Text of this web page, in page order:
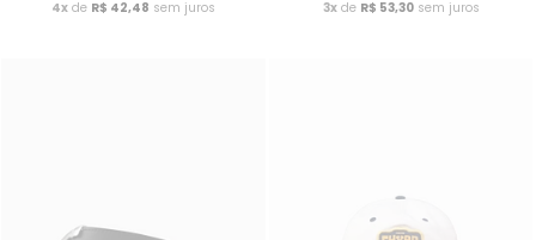
4x de R$ 42,48 sem juros 3xde R$ 53,30sem juros